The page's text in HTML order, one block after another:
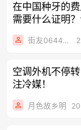
在中国种牙的
需要什么证明
街友06445100
空调外机不停
注冷媒！
月色故乡明